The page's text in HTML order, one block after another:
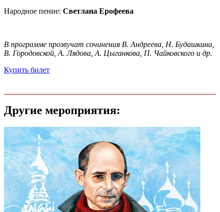
Народное пение: Светлана Ерофеева
В программе прозвучат сочинения В. Андреева, Н. Будашкина,
В. Городовской, А. Лядова, А. Цыганкова, П. Чайковского и др.
Купить билет
Другие мероприятия: